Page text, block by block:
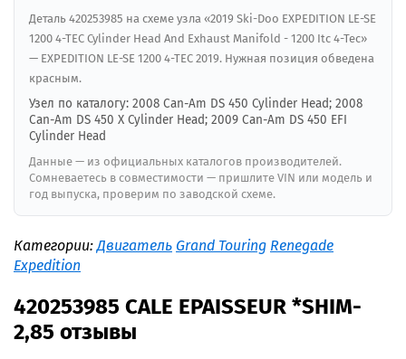
Деталь 420253985 на схеме узла «2019 Ski-Doo EXPEDITION LE-SE
1200 4-TEC Cylinder Head And Exhaust Manifold - 1200 Itc 4-Tec»
— EXPEDITION LE-SE 1200 4-TEC 2019. Нужная позиция обведена
красным.
Узел по каталогу: 2008 Can-Am DS 450 Cylinder Head; 2008
Can-Am DS 450 X Cylinder Head; 2009 Can-Am DS 450 EFI
Cylinder Head
Данные — из официальных каталогов производителей.
Сомневаетесь в совместимости — пришлите VIN или модель и
год выпуска, проверим по заводской схеме.
Категории:Двигатель Grand Touring Renegade
Expedition
420253985 CALE EPAISSEUR *SHIM-
2,85 отзывы